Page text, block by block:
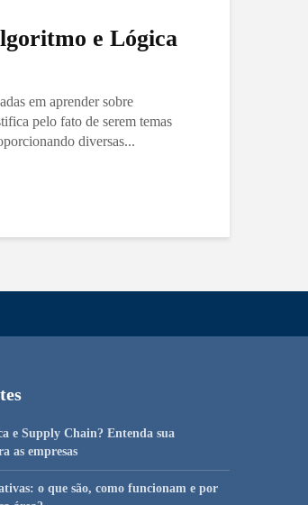
e Lógica
em aprender sobre
pelo fato de serem temas
diversas...
e Supply Chain? Entenda sua
as empresas
o que são, como funcionam e por